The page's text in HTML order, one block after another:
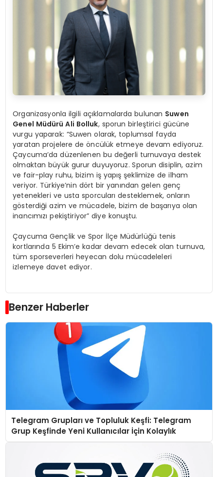
Organizasyonla ilgili açıklamalarda bulunan Suwen
Genel Müdürü Ali Bolluk, sporun birleştirici gücüne
vurgu yaparak: “Suwen olarak, toplumsal fayda
yaratan projelere de öncülük etmeye devam ediyoruz.
Çaycuma’da düzenlenen bu değerli turnuvaya destek
olmaktan büyük gurur duyuyoruz. Sporun disiplin, azim
ve fair-play ruhu, bizim iş yapış şeklimize de ilham
veriyor. Türkiye’nin dört bir yanından gelen genç
yetenekleri ve usta sporcuları desteklemek, onların
gösterdiği azim ve mücadele, bizim de başarıya olan
inancımızı pekiştiriyor” diye konuştu.
Çaycuma Gençlik ve Spor İlçe Müdürlüğü tenis
kortlarında 5 Ekim’e kadar devam edecek olan turnuva,
tüm sporseverleri heyecan dolu mücadeleleri
izlemeye davet ediyor.
Benzer Haberler
Telegram Grupları ve Topluluk Keşfi: Telegram
Grup Keşfinde Yeni Kullanıcılar İçin Kolaylık